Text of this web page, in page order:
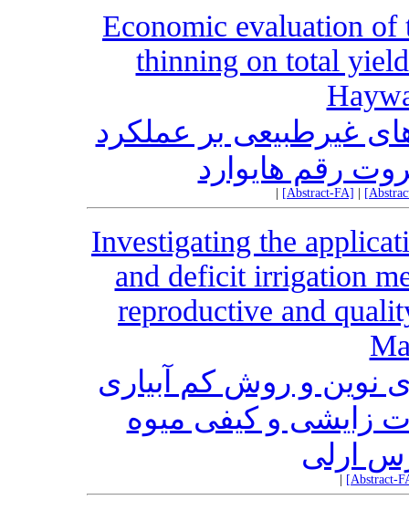
Economic evaluation
thinning on total
غیرطبیعی بر عملکرد
رقم هایوارد
[Abstract-FA]
Investigating the
and deficit irrigation
reproductive and
نوین و روش کم آبیاری
زایشی و کیفی میوه
ارلی
[Abstract-